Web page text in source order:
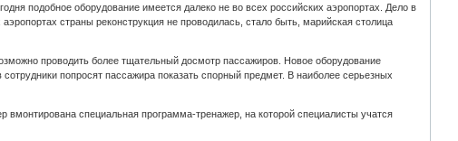
подобное оборудование имеется далеко не во всех российских аэропортах. Дело в
страны реконструкция не проводилась, стало быть, марийская столица
проводить более тщательный досмотр пассажиров. Новое оборудование
попросят пассажира показать спорный предмет. В наиболее серьезных
специальная программа-тренажер, на которой специалисты учатся